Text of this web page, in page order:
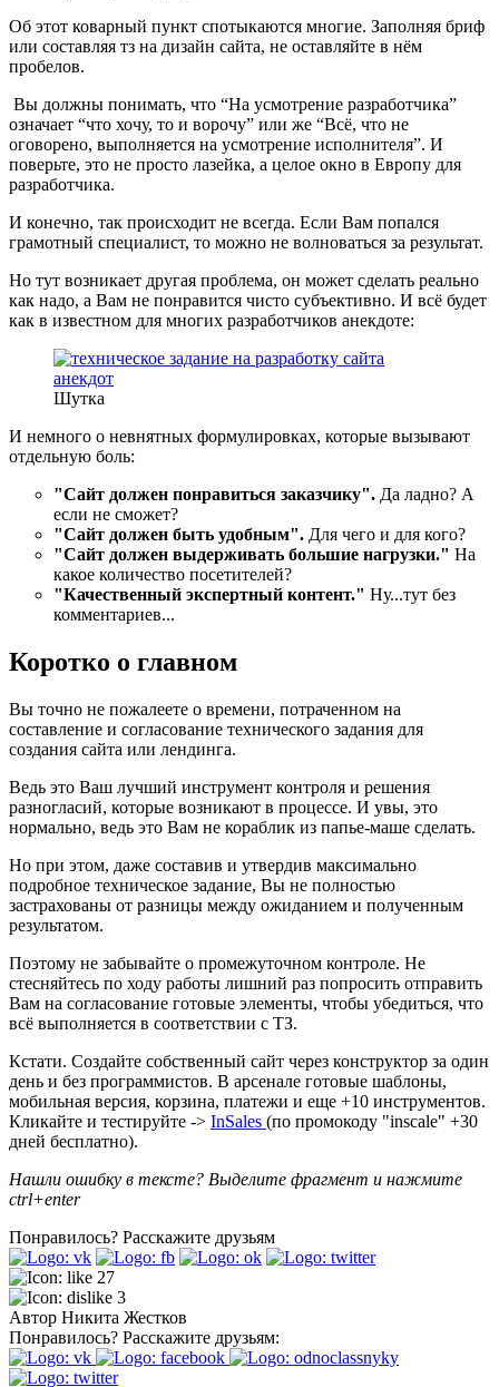
Об этот коварный пункт спотыкаются многие. Заполняя бриф
или составляя тз на дизайн сайта, не оставляйте в нём
пробелов.
Вы должны понимать, что “На усмотрение разработчика”
означает “что хочу, то и ворочу” или же “Всё, что не
оговорено, выполняется на усмотрение исполнителя”. И
поверьте, это не просто лазейка, а целое окно в Европу для
разработчика.
И конечно, так происходит не всегда. Если Вам попался
грамотный специалист, то можно не волноваться за результат.
Но тут возникает другая проблема, он может сделать реально
как надо, а Вам не понравится чисто субъективно. И всё будет
как в известном для многих разработчиков анекдоте:
Шутка
И немного о невнятных формулировках, которые вызывают
отдельную боль:
"Сайт должен понравиться заказчику". Да ладно? А
если не сможет?
"Сайт должен быть удобным". Для чего и для кого?
"Сайт должен выдерживать большие нагрузки." На
какое количество посетителей?
"Качественный экспертный контент." Ну...тут без
комментариев...
Коротко о главном
Вы точно не пожалеете о времени, потраченном на
составление и согласование технического задания для
создания сайта или лендинга.
Ведь это Ваш лучший инструмент контроля и решения
разногласий, которые возникают в процессе. И увы, это
нормально, ведь это Вам не кораблик из папье-маше сделать.
Но при этом, даже составив и утвердив максимально
подробное техническое задание, Вы не полностью
застрахованы от разницы между ожиданием и полученным
результатом.
Поэтому не забывайте о промежуточном контроле. Не
стесняйтесь по ходу работы лишний раз попросить отправить
Вам на согласование готовые элементы, чтобы убедиться, что
всё выполняется в соответствии с ТЗ.
Кстати. Создайте собственный сайт через конструктор за один
день и без программистов. В арсенале готовые шаблоны,
мобильная версия, корзина, платежи и еще +10 инструментов.
Кликайте и тестируйте -> InSales (по промокоду "inscale" +30
дней бесплатно).
Нашли ошибку в тексте? Выделите фрагмент и нажмите
ctrl+enter
Понравилось? Расскажите друзьям
27
3
Автор Никита Жестков
Понравилось? Расскажите друзьям: